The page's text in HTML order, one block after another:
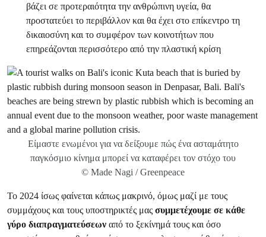
βάζει σε προτεραιότητα την ανθρώπινη υγεία, θα
προστατεύει το περιβάλλον και θα έχει στο επίκεντρο τη
δικαιοσύνη και το συμφέρον των κοινοτήτων που
επηρεάζονται περισσότερο από την πλαστική κρίση
Είμαστε ενωμένοι για να δείξουμε πώς ένα ασταμάτητο
παγκόσμιο κίνημα μπορεί να καταφέρει τον στόχο του
© Made Nagi / Greenpeace
Το 2024 ίσως φαίνεται κάπως μακρινό, όμως μαζί με τους
συμμάχους και τους υποστηρικτές μας συμμετέχουμε σε κάθε
γύρο διαπραγματεύσεων από το ξεκίνημά τους και όσο